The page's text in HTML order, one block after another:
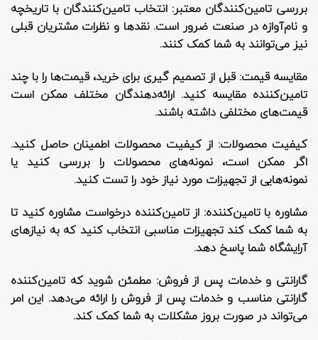
بررسی تامین‌کنندگان معتبر: انتخاب تامین‌کنندگان با تاریخچه
و نام‌آوازه در صنعت ضرور است. نقدها و نظرات مشتریان قبلی
نیز می‌توانند به شما کمک کنند.
مقایسه قیمت: قبل از تصمیم گیری برای خرید، قیمت‌ها را با چند
تامین‌کننده مقایسه کنید. ارائه‌دهندگان مختلف ممکن است
قیمت‌های مختلفی داشته باشند.
کیفیت محصولات: از کیفیت محصولات اطمینان حاصل کنید.
اگر ممکن است، نمونه‌های محصولات را بررسی کنید یا
نمونه‌هایی از تجهیزات مورد نیاز خود را تست کنید.
مشاوره با تامین‌کننده: از تامین‌کننده درخواست مشاوره کنید تا
به شما کمک کند تجهیزات مناسبی انتخاب کنید که به نیازهای
آرایشگاه شما پاسخ دهد.
گارانتی و خدمات پس از فروش: مطمئن شوید که تامین‌کننده
گارانتی مناسب و خدمات پس از فروش را ارائه می‌دهد. این امر
می‌تواند در صورت بروز مشکلات به شما کمک کند.